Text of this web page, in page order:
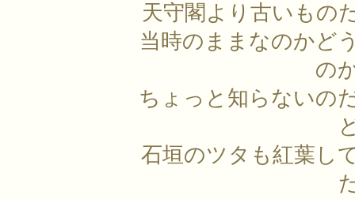
天守閣より古いもの
当時のままなのかど
の
ちょっと知らないの
石垣のツタも紅葉し